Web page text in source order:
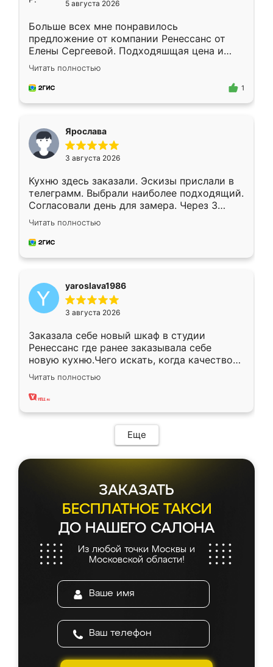
5 августа 2026
Больше всех мне понравилось
предложение от компании Ренессанс от
Елены Сергеевой. Подходяшщая цена и
короткие сроки изготовления. Приехавший
для замера сотрудник Владислав
предложил по моему эскизу самый
Читать полностью
1
Ярослава
3 августа 2026
Кухню здесь заказали. Эскизы прислали в
телеграмм. Выбрали наиболее подходящий.
Согласовали день для замера. Через 3
недели кухня была уже готова. Остались
довольны работой. Спасибо Ренессанс
мебель за качественную работу!
Читать полностью
yaroslava1986
3 августа 2026
Заказала себе новый шкаф в студии
Ренессанс где ранее заказывала себе
новую кухню.Чего искать, когда качеством
вполне довольна. Служит кухня уже почти
два года, нареканий нет.
Читать полностью
Еще
ЗАКАЗАТЬ
БЕСПЛАТНОЕ ТАКСИ
ДО НАШЕГО САЛОНА
Из любой точки Москвы и
Московской области!